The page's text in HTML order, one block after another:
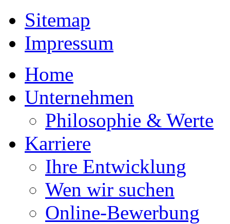
Sitemap
Impressum
Home
Unternehmen
Philosophie & Werte
Karriere
Ihre Entwicklung
Wen wir suchen
Online-Bewerbung